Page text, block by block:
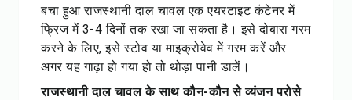
बचा हुआ राजस्थानी दाल चावल एक एयरटाइट कंटेनर में
फ्रिज में 3-4 दिनों तक रखा जा सकता है। इसे दोबारा गरम
करने के लिए, इसे स्टोव या माइक्रोवेव में गरम करें और
अगर यह गाढ़ा हो गया हो तो थोड़ा पानी डालें।
राजस्थानी दाल चावल के साथ कौन-कौन से व्यंजन परोसे